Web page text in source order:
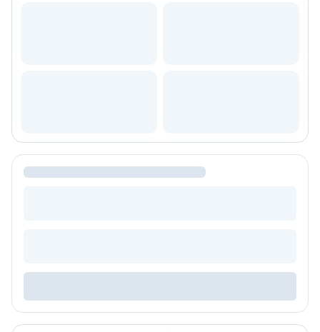
Ceai
Bacanie
BLACK FRIDAY
Contact
Termeni si conditii
Politica de confidentialitate